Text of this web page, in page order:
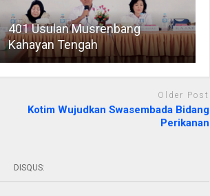
401 Usulan Musrenbang
Kahayan Tengah
Older Post
Kotim Wujudkan Swasembada Bidang
Perikanan
DISQUS: